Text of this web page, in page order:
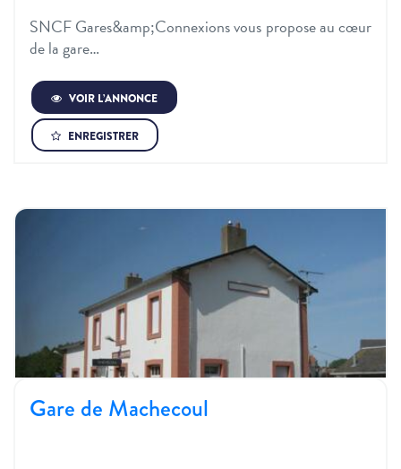
SNCF Gares&amp;Connexions vous propose au cœur
de la gare…
VOIR L’ANNONCE
ENREGISTRER
Gare de Machecoul